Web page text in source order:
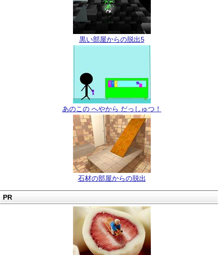
黒い部屋からの脱出5
あのこの へやから だっしゅつ！
石材の部屋からの脱出
PR